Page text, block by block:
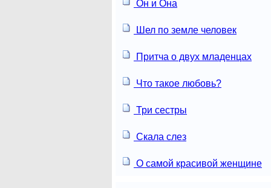
Он и Она
Шел по земле человек
Притча о двух младенцах
Что такое любовь?
Три сестры
Скала слез
О самой красивой женщине